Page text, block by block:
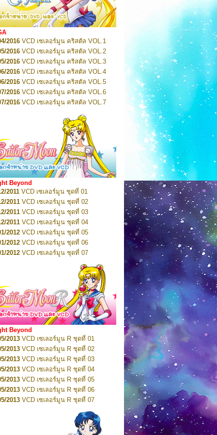
1
Pretty Guardian Sailor Moon Eternal
2
Pretty Guardian Sailor Moon Eternal
3
Pretty Guardian Sailor Moon Eternal
4
Pretty Guardian Sailor Moon Eternal
5
Pretty Guardian Sailor Moon Eternal
6
Pretty Guardian Sailor Moon Eternal
7
Pretty Guardian Sailor Moon Eternal
Pretty Guardian Sailor Moon Eternal
Pretty Guardian Sailor Moon Eternal
10
2026Code Name: Sailor V 1
2026Code Name: Sailor V 2
2016 VCD เซเลอร์มูน คริสตัล VOL.1
2016 VCD เซเลอร์มูน คริสตัล VOL.2
2016 VCD เซเลอร์มูน คริสตัล VOL.3
2016 VCD เซเลอร์มูน คริสตัล VOL.4
2016 VCD เซเลอร์มูน คริสตัล VOL.5
2016 VCD เซเลอร์มูน คริสตัล VOL.6
2016 VCD เซเลอร์มูน คริสตัล VOL.7
VCD เซเลอร์มูน คริสตัล VOL.9
VCD เซเลอร์มูน คริสตัล VOL.10
2016
VCD เซเลอร์มูน คริสตัล VOL.11
2016VCD เซเลอร์มูน คริสตัล VOL.12
2016VCD เซเลอร์มูน คริสตัล VOL.13
2016 DVD เซเลอร์มูน คริสตัล VOL.1
2016DVD เซเลอร์มูน คริสตัล VOL.2
2016 DVD เซเลอร์มูน คริสตัล VOL.3
2016 DVD เซเลอร์มูน คริสตัล VOL.4
2016 DVD เซเลอร์มูน คริสตัล VOL.5
2016 DVD เซเลอร์มูน คริสตัล VOL.6
2016DVD เซเลอร์มูน คริสตัล VOL.7
2016DVD เซเลอร์มูน คริสตัล VOL.8
2017 DVD เซเลอร์มูน คริสตัล Box-Set
Beyond
2011 VCD เซเลอร์มูน ชุดที่ 01
2011 VCD เซเลอร์มูน ชุดที่ 02
2011 VCD เซเลอร์มูน ชุดที่ 03
2011 VCD เซเลอร์มูน ชุดที่ 04
2012 VCD เซเลอร์มูน ชุดที่ 05
2012 VCD เซเลอร์มูน ชุดที่ 06
2012 VCD เซเลอร์มูน ชุดที่ 07
VCD เซเลอร์มูน ชุดที่ 08
VCD เซเลอร์มูน ชุดที่ 09
VCD เซเลอร์มูน ชุดที่ 10
2012VCD เซเลอร์มูน ชุดที่ 11
2012VCD เซเลอร์มูน ชุดที่ 12
2012VCD เซเลอร์มูน ชุดที่ 13
2012VCD เซเลอร์มูน ชุดที่ 14
2012 VCD เซเลอร์มูน ชุดที่ 15
VCD เซเลอร์มูน ชุดที่ 16
VCD เซเลอร์มูน ชุดที่ 17
VCD เซเลอร์มูน ชุดที่ 18
VCD เซเลอร์มูน ชุดที่ 19
VCD เซเลอร์มูน ชุดที่ 20
VCD เซเลอร์มูน ชุดที่ 21
VCD เซเลอร์มูน ชุดที่ 22
VCD เซเลอร์มูน ชุดที่ 23
DVD เซเลอร์มูน ชุดที่ 01
Beyond
2013 VCD เซเลอร์มูน R ชุดที่ 01
2013 VCD เซเลอร์มูน R ชุดที่ 02
2013 VCD เซเลอร์มูน R ชุดที่ 03
2013 VCD เซเลอร์มูน R ชุดที่ 04
2013 VCD เซเลอร์มูน R ชุดที่ 05
2013 VCD เซเลอร์มูน R ชุดที่ 06
2013 VCD เซเลอร์มูน R ชุดที่ 07
VCD เซเลอร์มูน R ชุดที่ 08
VCD เซเลอร์มูน R ชุดที่ 09
VCD เซเลอร์มูน R ชุดที่ 10